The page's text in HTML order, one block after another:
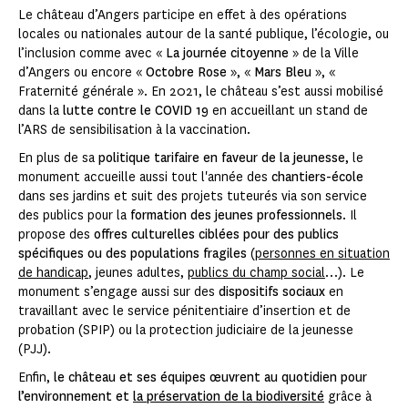
Le château d’Angers participe en effet à des opérations
locales ou nationales autour de la santé publique, l’écologie, ou
l’inclusion comme avec « La journée citoyenne » de la Ville
d’Angers ou encore « Octobre Rose », « Mars Bleu », «
Fraternité générale ». En 2021, le château s’est aussi mobilisé
dans la lutte contre le COVID 19 en accueillant un stand de
l’ARS de sensibilisation à la vaccination.
En plus de sa politique tarifaire en faveur de la jeunesse, le
monument accueille aussi tout l'année des chantiers-école
dans ses jardins et suit des projets tuteurés via son service
des publics pour la formation des jeunes professionnels. Il
propose des offres culturelles ciblées pour des publics
spécifiques ou des populations fragiles (personnes en situation
de handicap, jeunes adultes, publics du champ social…). Le
monument s’engage aussi sur des dispositifs sociaux en
travaillant avec le service pénitentiaire d’insertion et de
probation (SPIP) ou la protection judiciaire de la jeunesse
(PJJ).
Enfin, le château et ses équipes œuvrent au quotidien pour
l’environnement et la préservation de la biodiversité grâce à